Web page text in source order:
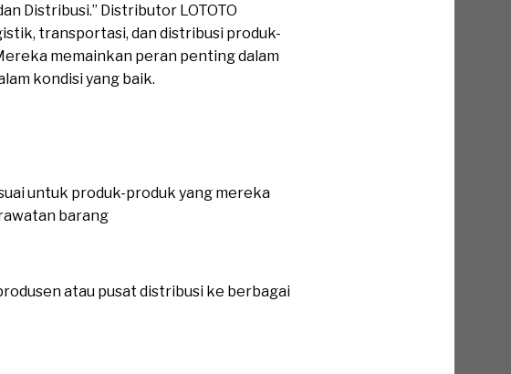
Distribusi.” Distributor LOTOTO
transportasi, dan distribusi produk-
memainkan peran penting dalam
kondisi yang baik.
untuk produk-produk yang mereka
barang
atau pusat distribusi ke berbagai